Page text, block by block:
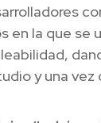
en la que se
y una vez